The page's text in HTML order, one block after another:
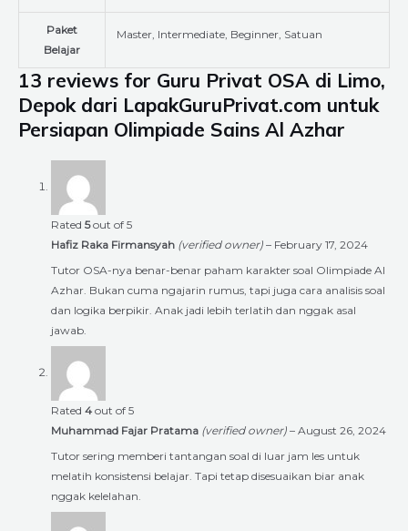
Paket
Belajar
Master, Intermediate, Beginner, Satuan
13 reviews for Guru Privat OSA di Limo,
Depok dari LapakGuruPrivat.com untuk
Persiapan Olimpiade Sains Al Azhar
Rated 5out of 5
Hafiz Raka Firmansyah (verified owner) – February 17, 2024
Tutor OSA-nya benar-benar paham karakter soal Olimpiade Al
Azhar. Bukan cuma ngajarin rumus, tapi juga cara analisis soal
dan logika berpikir. Anak jadi lebih terlatih dan nggak asal
jawab.
Rated 4 out of 5
Muhammad Fajar Pratama (verified owner) – August 26, 2024
Tutor sering memberi tantangan soal di luar jam les untuk
melatih konsistensi belajar. Tapi tetap disesuaikan biar anak
nggak kelelahan.